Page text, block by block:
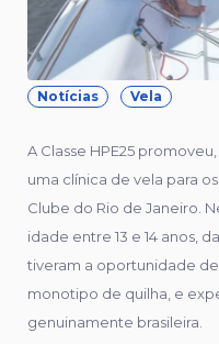
Notícias Vela
A Classe HPE25
uma clínica de vela para
Clube do Rio de Janeiro.
idade entre 13 e 14 anos,
tiveram a oportunidade
monotipo de quilha, e
genuinamente brasileira.